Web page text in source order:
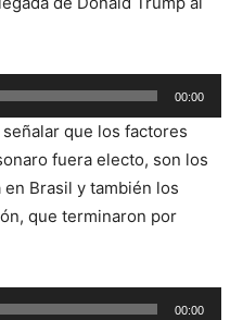
00:00
que los factores
fuera electo, son los
Brasil y también los
que terminaron por
00:00